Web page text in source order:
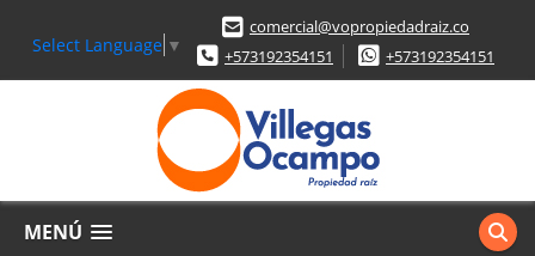
Select Language ▼
comercial@vopropiedadraiz.co
+573192354151
+573192354151
MENÚ